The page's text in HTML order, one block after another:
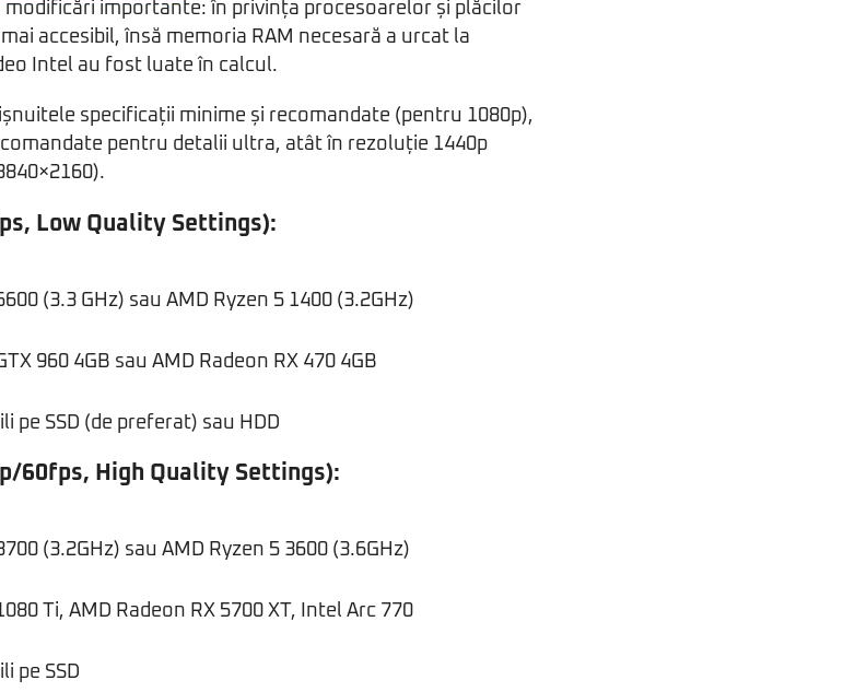
modificări importante: în privința procesoarelor și plăcilor
accesibil, însă memoria RAM necesară a urcat la
Intel au fost luate în calcul.
specificații minime și recomandate (pentru 1080p),
pentru detalii ultra, atât în rezoluție 1440p
Low Quality Settings):
(3.3 GHz) sau AMD Ryzen 5 1400 (3.2GHz)
960 4GB sau AMD Radeon RX 470 4GB
pe SSD (de preferat) sau HDD
60fps, High Quality Settings):
(3.2GHz) sau AMD Ryzen 5 3600 (3.6GHz)
Ti, AMD Radeon RX 5700 XT, Intel Arc 770
pe SSD